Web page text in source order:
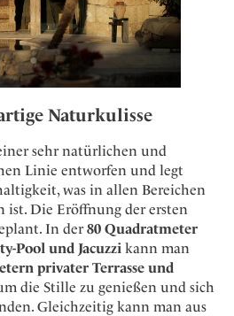
Naturkulisse
sehr natürlichen und
Linie entworfen und legt
was in allen Bereichen
ist. Die Eröffnung der ersten
In der80 Quadratmeter
Pool und Jacuzzi kann man
privater Terrasse und
die Stille zu genießen und sich
Gleichzeitig kann man aus